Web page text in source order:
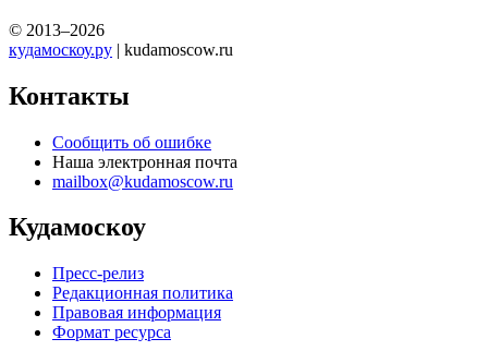
© 2013–2026
кудамоскоу.ру | kudamoscow.ru
Контакты
Сообщить об ошибке
Наша электронная почта
mailbox@kudamoscow.ru
Кудамоскоу
Пресс-релиз
Редакционная политика
Правовая информация
Формат ресурса